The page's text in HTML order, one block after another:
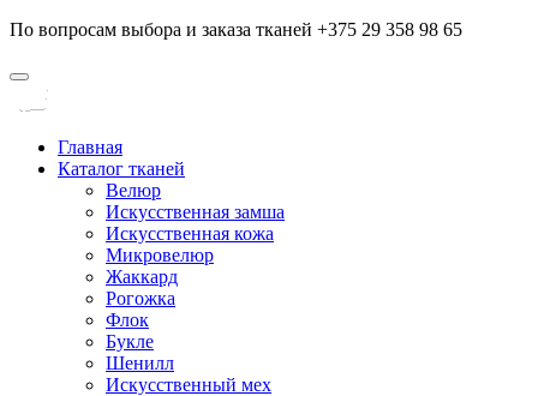
По вопросам выбора и заказа тканей +375 29 358 98 65
Главная
Каталог тканей
Велюр
Искусственная замша
Искусственная кожа
Микровелюр
Жаккард
Рогожка
Флок
Букле
Шенилл
Искусственный мех